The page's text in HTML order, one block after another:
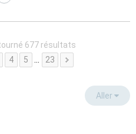
677 résultats
4 5 23
Aller